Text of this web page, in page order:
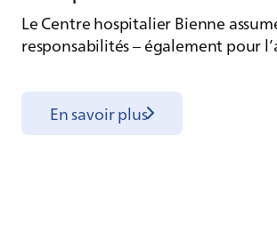
Le Centre hospitalier Bienne
responsabilités – également pour
En savoir plus